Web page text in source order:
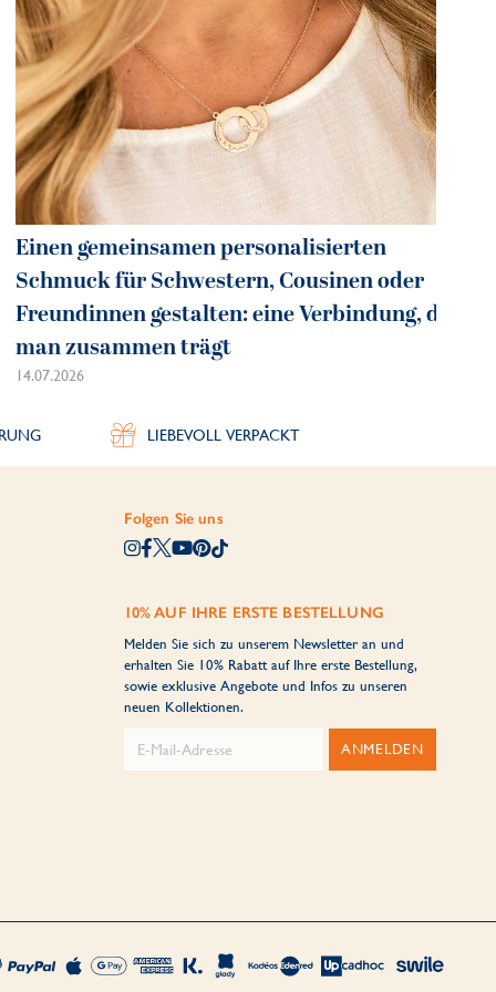
Einen gemeinsamen personalisierten
Schmuck für Schwestern, Cousinen oder
Freundinnen gestalten: eine Verbindung, die
man zusammen trägt
14.07.2026
LIEBEVOLL VERPACKT
Folgen Sie uns
10% AUF IHRE ERSTE BESTELLUNG
Melden Sie sich zu unserem Newsletter an und
erhalten Sie 10% Rabatt auf Ihre erste Bestellung,
sowie exklusive Angebote und Infos zu unseren
neuen Kollektionen.
ANMELDEN